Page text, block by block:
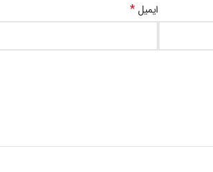
ایمیل*